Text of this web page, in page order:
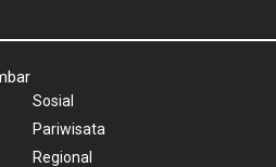
Sosial
Pariwisata
Regional